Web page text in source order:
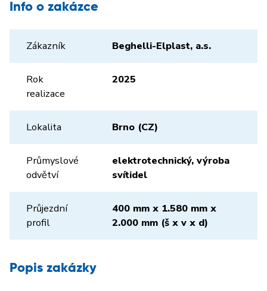
Info o zakázce
Zákazník Beghelli-Elplast, a.s.
Rok
realizace
2025
Lokalita Brno (CZ)
Průmyslové
odvětví
elektrotechnický, výroba
svítidel
Průjezdní
profil
400 mm x 1.580 mm x
2.000 mm (š x v x d)
Popis zakázky